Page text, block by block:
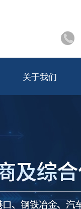
关于我们